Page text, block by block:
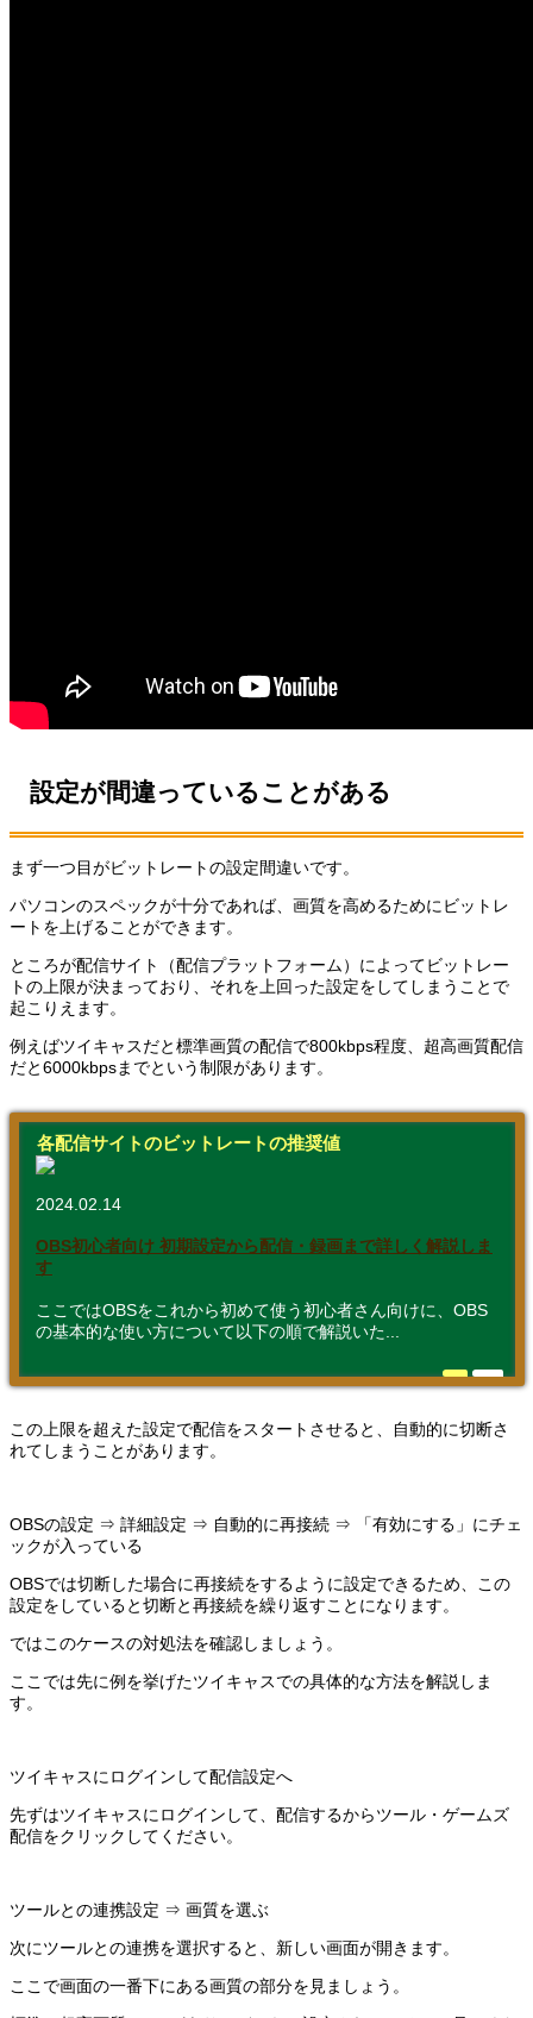
設定が間違っていることがある
まず一つ目がビットレートの設定間違いです。
パソコンのスペックが十分であれば、画質を高めるためにビットレ
ートを上げることができます。
ところが配信サイト（配信プラットフォーム）によってビットレー
トの上限が決まっており、それを上回った設定をしてしまうことで
起こりえます。
例えばツイキャスだと標準画質の配信で800kbps程度、超高画質配信
だと6000kbpsまでという制限があります。
各配信サイトのビットレートの推奨値
2024.02.14
OBS初心者向け 初期設定から配信・録画まで詳しく解説しま
す
ここではOBSをこれから初めて使う初心者さん向けに、OBS
の基本的な使い方について以下の順で解説いた...
この上限を超えた設定で配信をスタートさせると、自動的に切断さ
れてしまうことがあります。
OBSの設定 ⇒ 詳細設定 ⇒ 自動的に再接続 ⇒ 「有効にする」にチェ
ックが入っている
OBSでは切断した場合に再接続をするように設定できるため、この
設定をしていると切断と再接続を繰り返すことになります。
ではこのケースの対処法を確認しましょう。
ここでは先に例を挙げたツイキャスでの具体的な方法を解説しま
す。
ツイキャスにログインして配信設定へ
先ずはツイキャスにログインして、配信するからツール・ゲームズ
配信をクリックしてください。
ツールとの連携設定 ⇒ 画質を選ぶ
次にツールとの連携を選択すると、新しい画面が開きます。
ここで画面の一番下にある画質の部分を見ましょう。